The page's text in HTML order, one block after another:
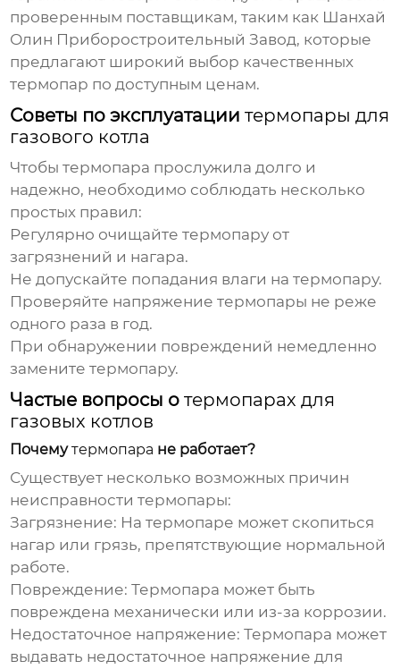
проверенным поставщикам, таким как Шанхай
Олин Приборостроительный Завод, которые
предлагают широкий выбор качественных
термопар по доступным ценам.
Советы по эксплуатациитермопары для
газового котла
Чтобытермопара прослужила долго и
надежно, необходимо соблюдать несколько
простых правил:
Регулярно очищайтетермопару от
загрязнений и нагара.
Не допускайте попадания влаги натермопару.
Проверяйте напряжениетермопары не реже
одного раза в год.
При обнаружении повреждений немедленно
заменитетермопару.
Частые вопросы отермопарах для
газовых котлов
Почемутермопара не работает?
Существует несколько возможных причин
неисправноститермопары:
Загрязнение: Натермопаре может скопиться
нагар или грязь, препятствующие нормальной
работе.
Повреждение: Термопара может быть
повреждена механически или из-за коррозии.
Недостаточное напряжение: Термопара может
выдавать недостаточное напряжение для